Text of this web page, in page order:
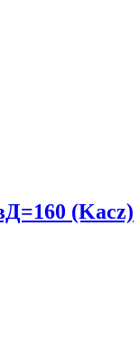
(Kacz)